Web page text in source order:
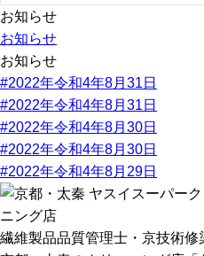
お知らせ
お知らせ
お知らせ
#2022年令和4年8月31日
#2022年令和4年8月31日
#2022年令和4年8月30日
#2022年令和4年8月30日
#2022年令和4年8月29日
繊維製品品質管理士・京技術修